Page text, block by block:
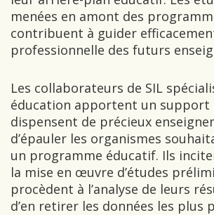
menées en amont des
contribuent à guider
professionnelle des futurs
Les collaborateurs de SIL
éducation apportent un support
dispensent de précieux
d’épauler les organismes
un programme éducatif. Ils
la mise en œuvre d’études
procèdent à l’analyse de leurs
d’en retirer les données les plus